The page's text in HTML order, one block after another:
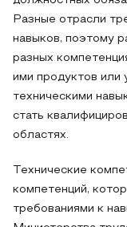
Разные отрасли
навыков, поэтому
разных
ими продуктов или
техническими
стать
областях.
Технические
компетенций,
требованиями к